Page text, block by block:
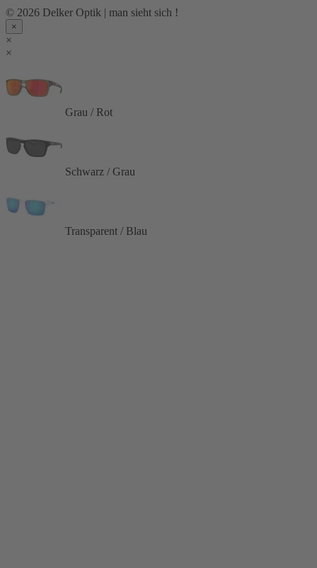
© 2026 Delker Optik | man sieht sich !
×
×
×
Grau / Rot
Schwarz / Grau
Transparent / Blau